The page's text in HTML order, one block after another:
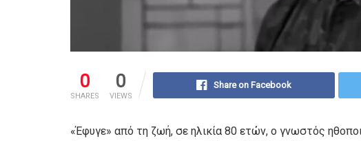
0
SHARES
0
VIEWS
Share on Facebook
«Έφυγε» από τη ζωή, σε ηλικία 80 ετών, ο γνωστός